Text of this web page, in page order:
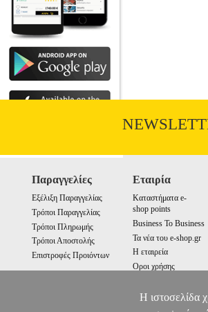
Παραγγελίες
Εξέλιξη Παραγγελίας
Τρόποι Παραγγελίας
Τρόποι Πληρωμής
Τρόποι Αποστολής
Επιστροφές Προιόντων
Εταιρία
Καταστήματα e-
shop points
Business To Business
Τα νέα του e-shop.gr
Η εταιρεία
Οροι χρήσης
Η ιστοσελίδα